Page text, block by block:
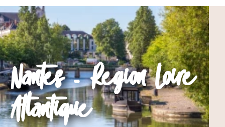
Nantes - Region Loire
Atlantique